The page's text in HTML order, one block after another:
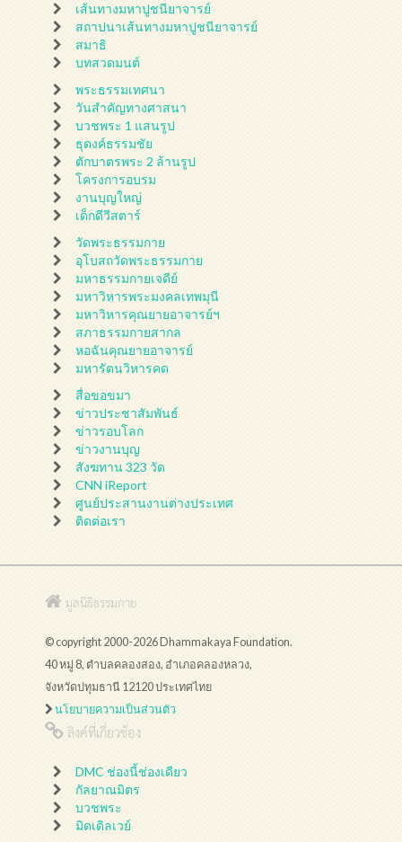
เส้นทางมหาปูชนียาจารย์
สถาปนาเส้นทางมหาปูชนียาจารย์
สมาธิ
บทสวดมนต์
พระธรรมเทศนา
วันสำคัญทางศาสนา
บวชพระ 1 แสนรูป
ธุดงค์ธรรมชัย
ตักบาตรพระ 2 ล้านรูป
โครงการอบรม
งานบุญใหญ่
เด็กดีวีสตาร์
วัดพระธรรมกาย
อุโบสถวัดพระธรรมกาย
มหาธรรมกายเจดีย์
มหาวิหารพระมงคลเทพมุนี
มหาวิหารคุณยายอาจารย์ฯ
สภาธรรมกายสากล
หอฉันคุณยายอาจารย์
มหารัตนวิหารคด
สื่อขอขมา
ข่าวประชาสัมพันธ์
ข่าวรอบโลก
ข่าวงานบุญ
สังฆทาน 323 วัด
CNN iReport
ศูนย์ประสานงานต่างประเทศ
ติดต่อเรา
มูลนิธิธรรมกาย
© copyright 2000-2026 Dhammakaya Foundation.
40 หมู่ 8, ตำบลคลองสอง, อำเภอคลองหลวง,
จังหวัดปทุมธานี 12120 ประเทศไทย
นโยบายความเป็นส่วนตัว
ลิงค์ที่เกี่ยวข้อง
DMC ช่องนี้ช่องเดียว
กัลยาณมิตร
บวชพระ
มิดเดิลเวย์